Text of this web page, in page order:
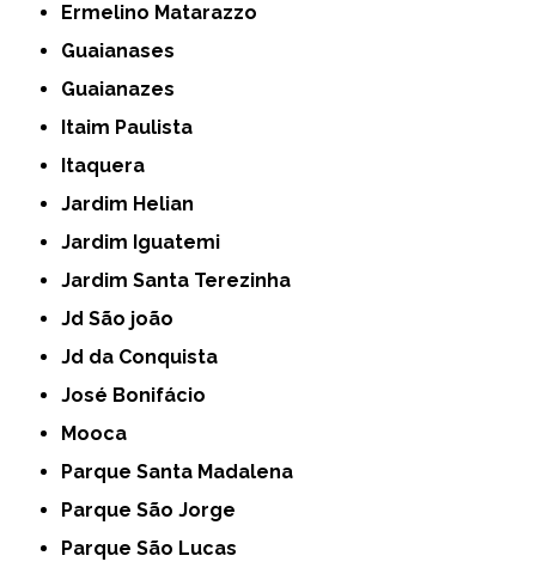
Ermelino Matarazzo
Guaianases
Guaianazes
Itaim Paulista
Itaquera
Jardim Helian
Jardim Iguatemi
Jardim Santa Terezinha
Jd São joão
Jd da Conquista
José Bonifácio
Mooca
Parque Santa Madalena
Parque São Jorge
Parque São Lucas